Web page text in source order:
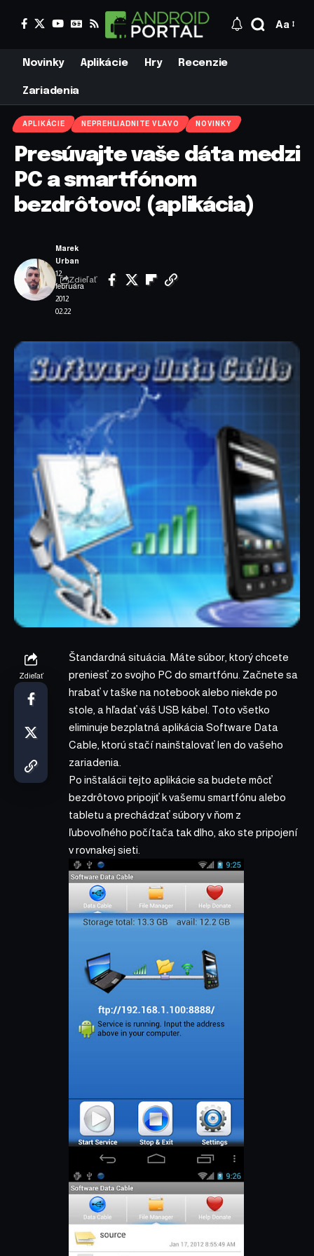
Aa
Novinky Aplikácie Hry Recenzie
Zariadenia
APLIKÁCIE NEPREHLIADNITE VLAVO NOVINKY
Presúvajte vaše dáta medzi
PC a smartfónom
bezdrôtovo! (aplikácia)
12.
februára
2012
02:22
Marek
Urban
Zdieľať
Zdieľať
Štandardná situácia. Máte súbor, ktorý chcete
preniesť zo svojho PC do smartfónu. Začnete sa
hrabať v taške na notebook alebo niekde po
stole, a hľadať váš USB kábel. Toto všetko
eliminuje bezplatná aplikácia Software Data
Cable, ktorú stačí nainštalovať len do vašeho
zariadenia.
Po inštalácii tejto aplikácie sa budete môcť
bezdrôtovo pripojiť k vašemu smartfónu alebo
tabletu a prechádzať súbory v ňom z
ľubovoľného počítača tak dlho, ako ste pripojení
v rovnakej sieti.